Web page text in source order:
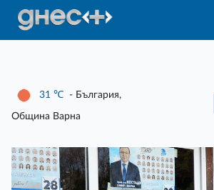
31 ℃ - България,
Община Варна